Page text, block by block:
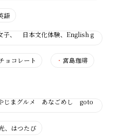
語
子、 日本文化体験、English g
ョコレート ・ 宮島珈琲
まグルメ あなごめし goto
、はつたび